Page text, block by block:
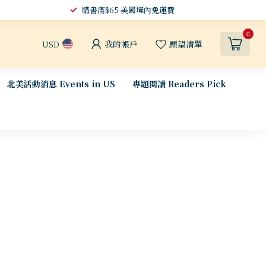
購書滿$65 美國境內免運費
USD 我的帳戶 願望清單
0
北美活動消息 Events in US 專題閱讀 Readers Pick